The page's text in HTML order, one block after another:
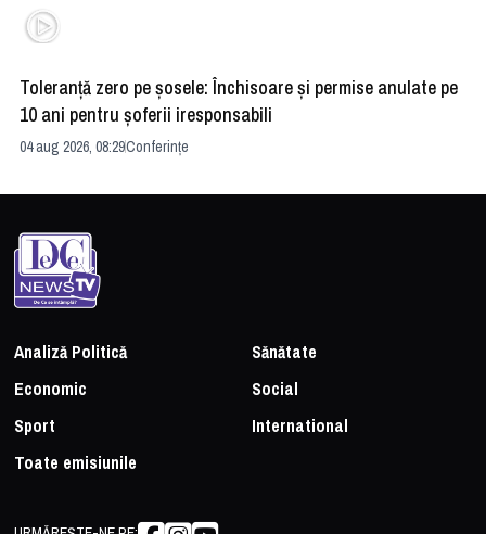
Toleranță zero pe șosele: Închisoare și permise anulate pe
10 ani pentru șoferii iresponsabili
04 aug 2026, 08:29Conferințe
Analiză Politică
Sănătate
Economic
Social
Sport
International
Toate emisiunile